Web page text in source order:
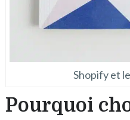
Shopify et
Pourquoi